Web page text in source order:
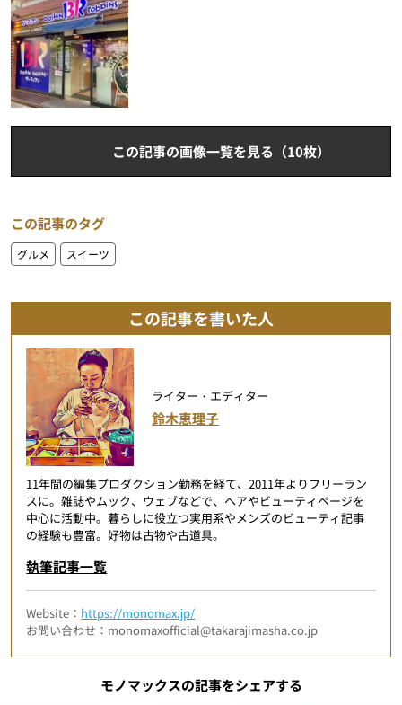
この記事の画像一覧を見る（10枚）
この記事のタグ
グルメ スイーツ
この記事を書いた人
ライター・エディター
鈴木恵理子
11年間の編集プロダクション勤務を経て、2011年よりフリーラン
スに。雑誌やムック、ウェブなどで、ヘアやビューティページを
中心に活動中。暮らしに役立つ実用系やメンズのビューティ記事
の経験も豊富。好物は古物や古道具。
執筆記事一覧
Website： https://monomax.jp/
お問い合わせ：monomaxofficial@takarajimasha.co.jp
モノマックスの記事をシェアする